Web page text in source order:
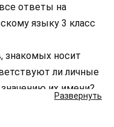
Развернуть
ответы на
языку 3 класс
знакомых носит
ли личные
их имени?
обратитесь к